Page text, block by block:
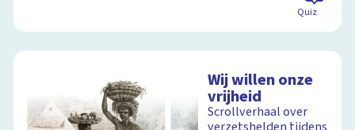
Quiz
Wij willen onze
vrijheid
Scrollverhaal over